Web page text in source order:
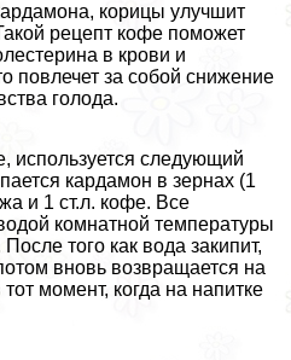
корицы улучшит
рецепт кофе поможет
в крови и
повлечет за собой снижение
голода.
используется следующий
кардамон в зернах (1
и 1 ст.л. кофе. Все
комнатной температуры
того как вода закипит,
вновь возвращается на
момент, когда на напитке